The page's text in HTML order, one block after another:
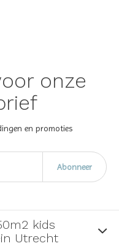
onze
en promoties
Abonneer
kids
Utrecht